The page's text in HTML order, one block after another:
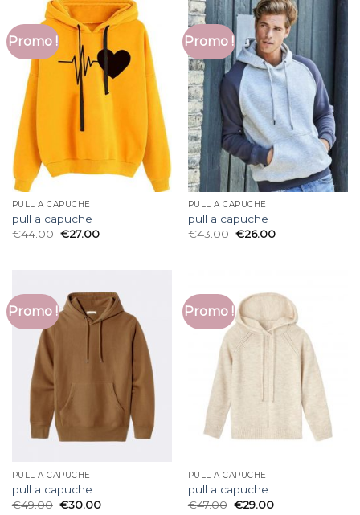
Promo !
PULL A CAPUCHE
pull a capuche
€44.00 €27.00
Promo !
PULL A CAPUCHE
pull a capuche
€43.00 €26.00
Promo !
PULL A CAPUCHE
pull a capuche
€49.00 €30.00
Promo !
PULL A CAPUCHE
pull a capuche
€47.00 €29.00